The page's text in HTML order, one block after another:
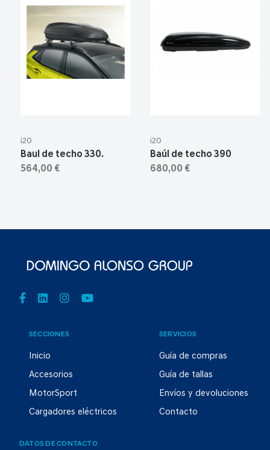
i20
Baul de techo 330.
564,00 €
i20
Baúl de techo 390
680,00 €
SECCIONES
Inicio
Accesorios
MotorSport
Cargadores eléctricos
SERVICIOS
Guía de compras
Guía de tallas
Envíos y devoluciones
Contacto
DATOS DE CONTACTO